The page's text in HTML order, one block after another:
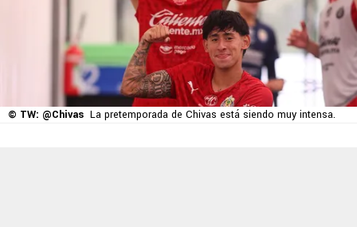
© TW: @Chivas La pretemporada de Chivas está siendo muy intensa.